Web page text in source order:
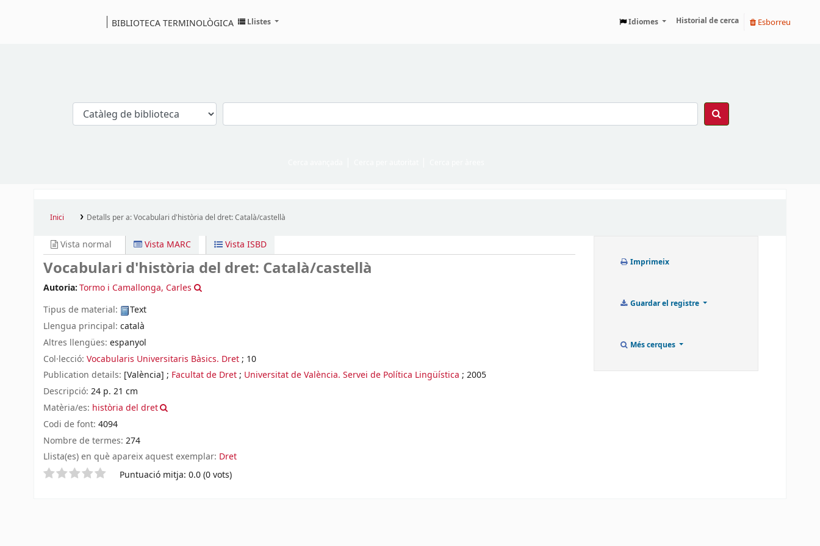
BIBLIOTECA TERMINOLÒGICA Llistes Idiomes Historial de cerca Esborreu
Inici Detalls per a:Vocabulari d'història del dret: Català/castellà
Vista normal Vista MARC Vista ISBD
Vocabulari d'història del dret: Català/castellà
Autoria:Tormo i Camallonga, Carles
Tipus de material:
Text
Llengua principal: català
Altres llengües: espanyol
Col·lecció: Vocabularis Universitaris Bàsics. Dret; 10
Publication details: [València] ; Facultat de Dret; Universitat de València. Servei de Política Lingüística ; 2005
Descripció: 24 p. 21 cm
Matèria/es: història del dret
Codi de font: 4094
Nombre de termes: 274
Llista(es) en què apareix aquest exemplar: Dret
Valoració Puntuació mitja: 0.0 (0 vots)
Imprimeix
Guardar el registre
Més cerques